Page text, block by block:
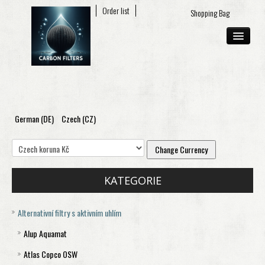
Shopping Bag
My account Order list
ABOUT US
E-SHOP
German (DE) Czech (CZ)
KATEGORIE
Alternativní filtry s aktivním uhlím
Alup Aquamat
Aquamat 120
Atlas Copco OSW